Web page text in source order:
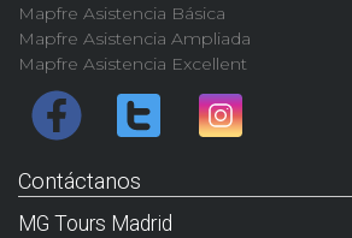
Mapfre Asistencia Básica
Mapfre Asistencia Ampliada
Mapfre Asistencia Excellent
Contáctanos
MG Tours Madrid